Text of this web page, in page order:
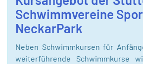
Schwimmvereine
NeckarPark
Neben Schwimmkursen für
weiterführende Schwimmkurse